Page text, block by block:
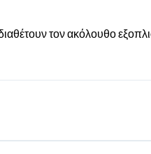
τον ακόλουθο